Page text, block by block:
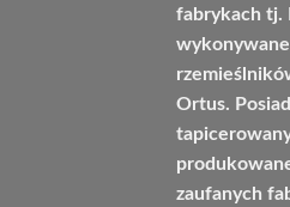
fabrykach tj.
Ortus.
zaufanych